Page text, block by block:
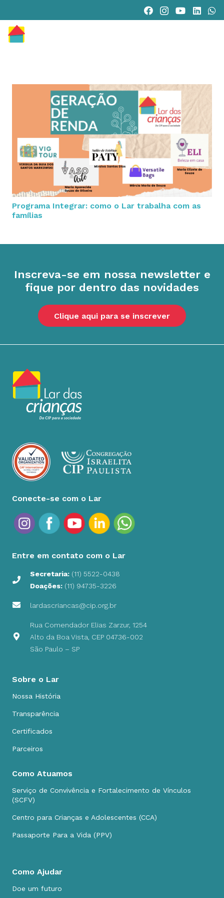
Programa Integrar: como o Lar trabalha com as
famílias
Inscreva-se em nossa newsletter e
fique por dentro das novidades
Clique aqui para se inscrever
Conecte-se com o Lar
Entre em contato com o Lar
Secretaria: (11) 5522-0438
Doações: (11) 94735-3226
lardascriancas@cip.org.br
Rua Comendador Elias Zarzur, 1254
Alto da Boa Vista, CEP 04736-002
São Paulo – SP
Sobre o Lar
Nossa História
Transparência
Certificados
Parceiros
Como Atuamos
Serviço de Convivência e Fortalecimento de Vínculos
(SCFV)
Centro para Crianças e Adolescentes (CCA)
Passaporte Para a Vida (PPV)
Como Ajudar
Doe um futuro